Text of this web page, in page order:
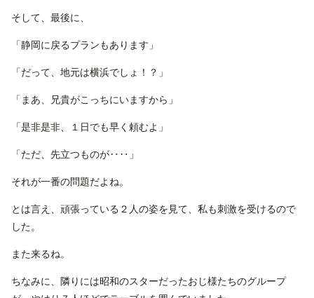
そして、最後に、
「静岡に戻るプランもあります」
「だって、地元は横浜でしょ！？」
「まあ、兄貴がこっちにいますから」
「是非是非、１日でも早く頼むよ」
「ただ、先立つものが‥‥」
それが一番の問題だよね。
とは言え、頑張っている２人の姿を見て、私も刺激を受けるので
した。
また来るね。
ちなみに、隣りには昭和のスターだったおじ様たちのグループ